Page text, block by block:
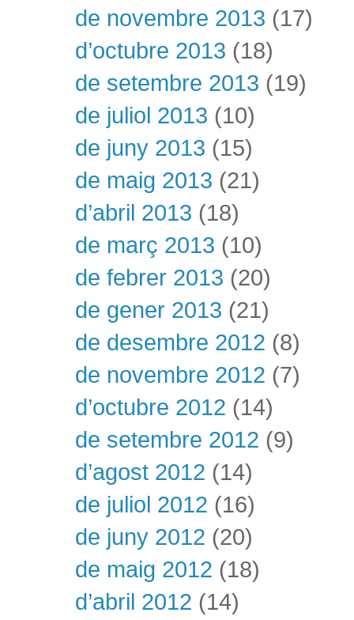
de novembre 2013 (17)
d’octubre 2013 (18)
de setembre 2013 (19)
de juliol 2013 (10)
de juny 2013 (15)
de maig 2013 (21)
d’abril 2013 (18)
de març 2013 (10)
de febrer 2013 (20)
de gener 2013 (21)
de desembre 2012 (8)
de novembre 2012 (7)
d’octubre 2012 (14)
de setembre 2012 (9)
d’agost 2012 (14)
de juliol 2012 (16)
de juny 2012 (20)
de maig 2012 (18)
d’abril 2012 (14)